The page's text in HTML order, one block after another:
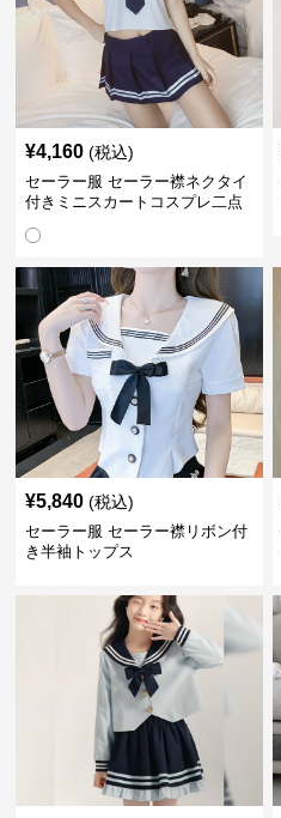
¥4,160 (税込)
セーラー服 セーラー襟ネクタイ
付きミニスカートコスプレ二点
¥5,840 (税込)
セーラー服 セーラー襟リボン付
き半袖トップス